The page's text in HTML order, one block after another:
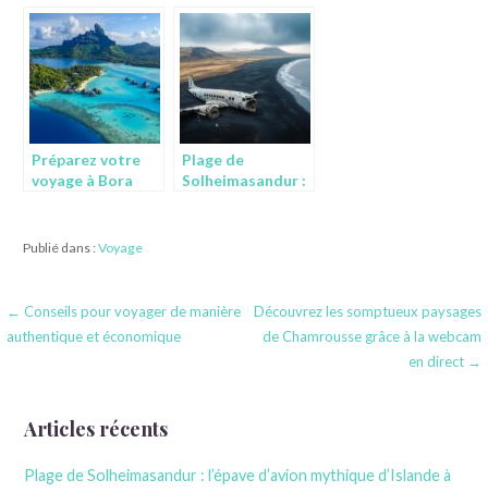
Chamrousse
grâce à la webcam
en direct
paiement flexible
et service client
exemplaire
Préparez votre
voyage à Bora
mesure
Plage de
Solheimasandur :
Publié dans :Voyage
Navigation
← Conseils pour voyager de manière
authentique et économique
Découvrez les somptueux paysages
de Chamrousse grâce à la webcam
en direct →
Articles récents
Plage de Solheimasandur : l’épave d’avion mythique d’Islande à